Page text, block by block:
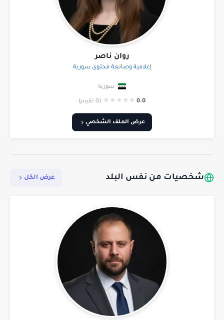
روان ناصر
إعلامية وصانعة محتوى سورية
سورية
0.0
★
★
★
★
★ (0 تقييم)
عرض الملف الشخصي
شخصيات من نفس البلد عرض الكل